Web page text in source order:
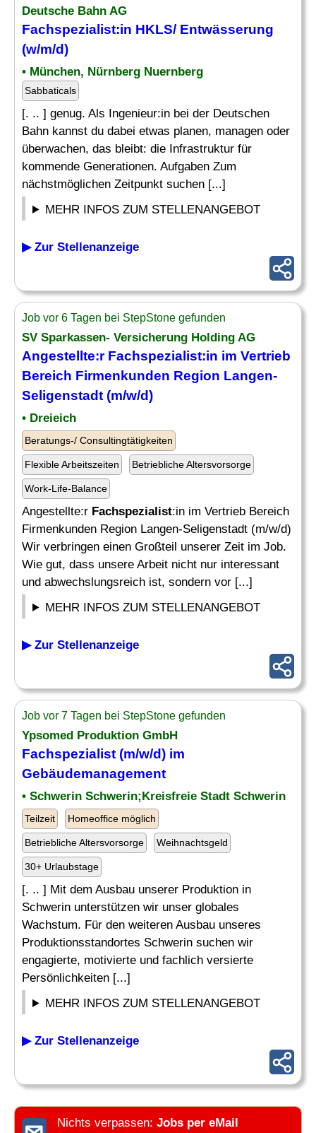
Deutsche Bahn AG
Fachspezialist:in HKLS/ Entwässerung
(w/m/d)
• München, Nürnberg Nuernberg
Sabbaticals
[. .. ] genug. Als Ingenieur:in bei der Deutschen
Bahn kannst du dabei etwas planen, managen oder
überwachen, das bleibt: die Infrastruktur für
kommende Generationen. Aufgaben Zum
nächstmöglichen Zeitpunkt suchen [...]
MEHR INFOS ZUM STELLENANGEBOT
▶ Zur Stellenanzeige
Job vor 6 Tagen bei StepStone gefunden
SV Sparkassen- Versicherung Holding AG
Angestellte:r Fachspezialist:in im Vertrieb
Bereich Firmenkunden Region Langen-
Seligenstadt (m/w/d)
• Dreieich
Beratungs-/ Consultingtätigkeiten
Flexible Arbeitszeiten Betriebliche Altersvorsorge
Work-Life-Balance
Angestellte:r Fachspezialist:in im Vertrieb Bereich
Firmenkunden Region Langen-Seligenstadt (m/w/d)
Wir verbringen einen Großteil unserer Zeit im Job.
Wie gut, dass unsere Arbeit nicht nur interessant
und abwechslungsreich ist, sondern vor [...]
MEHR INFOS ZUM STELLENANGEBOT
▶ Zur Stellenanzeige
Job vor 7 Tagen bei StepStone gefunden
Ypsomed Produktion GmbH
Fachspezialist (m/w/d) im
Gebäudemanagement
• Schwerin Schwerin;Kreisfreie Stadt Schwerin
Teilzeit Homeoffice möglich
Betriebliche Altersvorsorge Weihnachtsgeld
30+ Urlaubstage
[. .. ] Mit dem Ausbau unserer Produktion in
Schwerin unterstützen wir unser globales
Wachstum. Für den weiteren Ausbau unseres
Produktionsstandortes Schwerin suchen wir
engagierte, motivierte und fachlich versierte
Persönlichkeiten [...]
MEHR INFOS ZUM STELLENANGEBOT
▶ Zur Stellenanzeige
Nichts verpassen: Jobs per eMail